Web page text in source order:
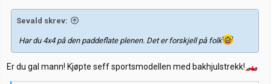
Sevald skrev:
Har du 4x4 på den paddeflate plenen. Det er forskjell på folk
Er du gal mann! Kjøpte seff sportsmodellen med bakhjulstrekk!